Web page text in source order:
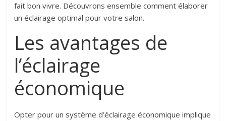
fait bon vivre. Découvrons ensemble comment élaborer
un éclairage optimal pour votre salon.
Les avantages de
l’éclairage
économique
Opter pour un système d’éclairage économique implique